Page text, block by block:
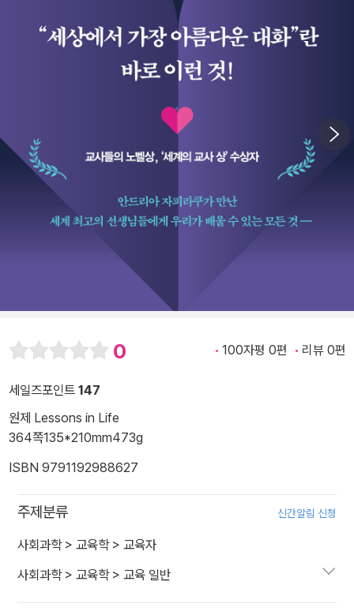
0 100자평 0편 리뷰 0편
세일즈포인트 147
원제 Lessons in Life
364쪽135*210mm473g
ISBN 9791192988627
주제분류 신간알림 신청
사회과학> 교육학> 교육자
사회과학> 교육학> 교육 일반